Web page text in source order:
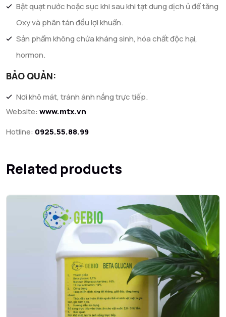
Bật quạt nước hoặc sục khi sau khi tạt dung dịch ủ để tăng
Oxy và phân tán đều lợi khuẩn.
Sản phẩm không chứa kháng sinh, hóa chất độc hại,
hormon.
BẢO QUẢN:
Nơi khô mát, tránh ánh nắng trực tiếp.
Website: www.mtx.vn
Hotline: 0925.55.88.99
Related products